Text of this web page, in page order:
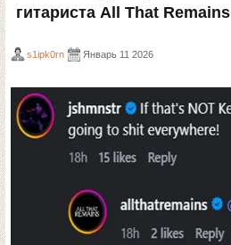
гитариста All That Remains
s1ipk0rn Январь 11 2026